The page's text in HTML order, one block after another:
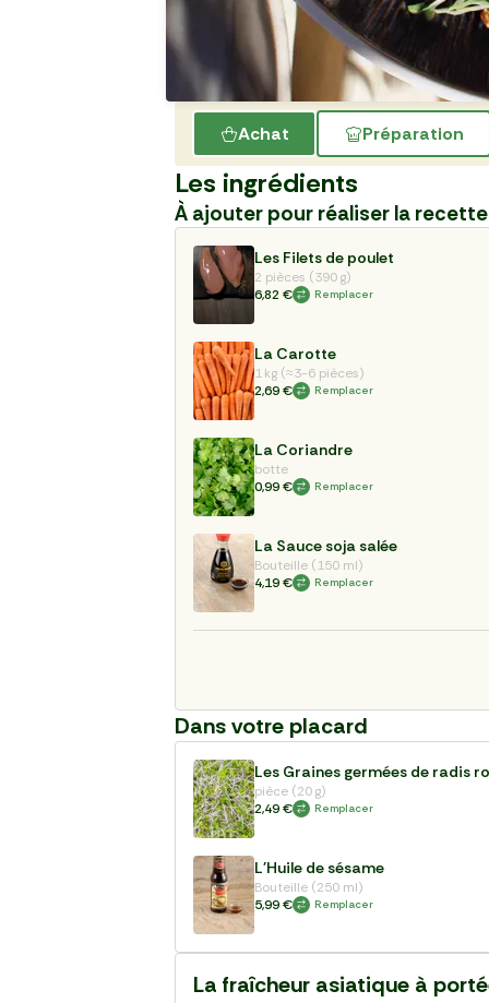
Achat Préparation
Les ingrédients
À ajouter pour réaliser la recette
Les Filets de poulet
2 pièces (390 g)
6,82 €
Remplacer
La Carotte
1 kg (≈3-6 pièces)
2,69 €
Remplacer
La Coriandre
botte
0,99 €
Remplacer
La Sauce soja salée
Bouteille (150 ml)
4,19 €
Remplacer
Dans votre placard
Les Graines germées de radis
pièce (20 g)
2,49 €
Remplacer
L'Huile de sésame
Bouteille (250 ml)
5,99 €
Remplacer
La fraîcheur asiatique à